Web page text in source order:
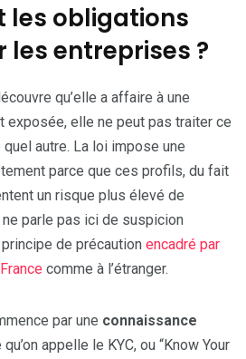
les obligations
les entreprises ?
qu’elle a affaire à une
exposée, elle ne peut pas traiter ce
autre. La loi impose une
parce que ces profils, du fait
un risque plus élevé de
parle pas ici de suspicion
de précaution encadré par
comme à l’étranger.
par une connaissance
qu’on appelle le KYC, ou “Know Your